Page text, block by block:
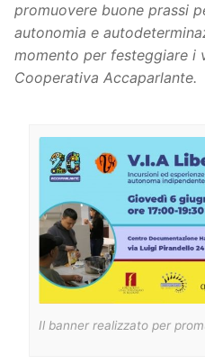
promuovere buone prassi
autonomia e
momento per festeggiare i
Cooperativa Accaparlante.
Il banner realizzato per